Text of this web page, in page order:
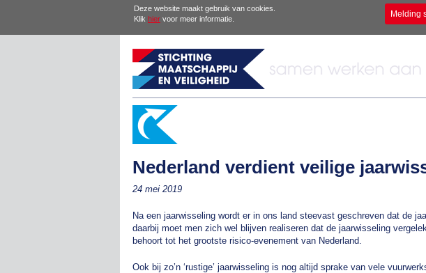
Deze website maakt gebruik van cookies.
Klik hier voor meer informatie. Melding
Nederland verdient veilige
24 mei 2019
Na een jaarwisseling wordt er in ons land steevast geschreven dat de
daarbij moet men zich wel blijven realiseren dat de jaarwisseling
behoort tot het grootste risico-evenement van Nederland.
Ook bij zo’n ‘rustige’ jaarwisseling is nog altijd sprake van vele